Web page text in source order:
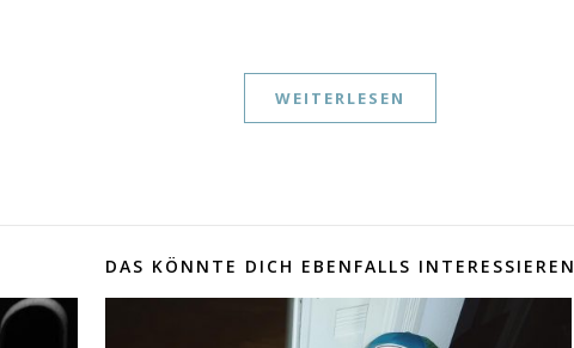
WEITERLESEN
DAS KÖNNTE DICH EBENFALLS INTERESSIEREN